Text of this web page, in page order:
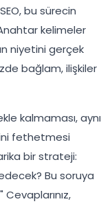
bu sürecin
kelimeler
niyetini gerçek
bağlam, ilişkiler
kalmaması, aynı
fethetmesi
bir strateji:
Bu soruya